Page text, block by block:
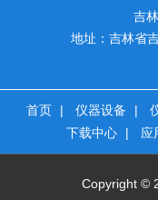
吉
地址：吉林省
首页 | 仪器设备 |
下载中心
| 应
Copyright ©